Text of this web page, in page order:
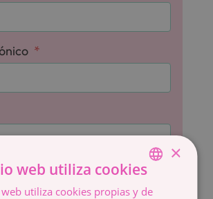
SPANISH
×
web utiliza cookies
web utiliza cookies propias y de